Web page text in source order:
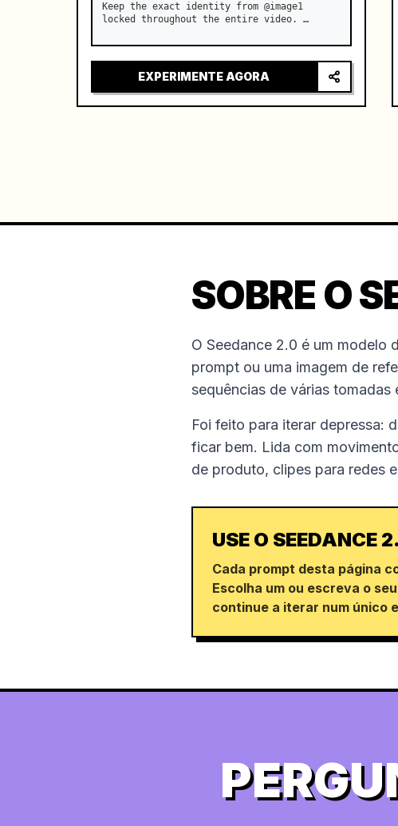
Keep the exact identity from @image1
locked throughout the entire video. …
EXPERIMENTE AGORA
SOBRE O
O Seedance 2.0 é um modelo
prompt ou uma imagem de
sequências de várias
Foi feito para iterar depressa:
ficar bem. Lida com
de produto, clipes para redes
USE O SEEDANCE
Cada prompt desta página
Escolha um ou escreva o
continue a iterar num único